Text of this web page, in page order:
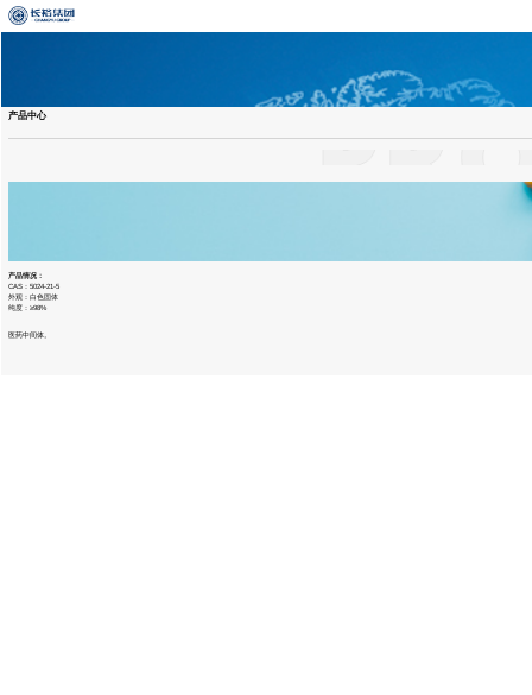
产品中心
产品情况：
CAS：5024-21-5
外观：白色固体
纯度：≥98%
医药中间体。